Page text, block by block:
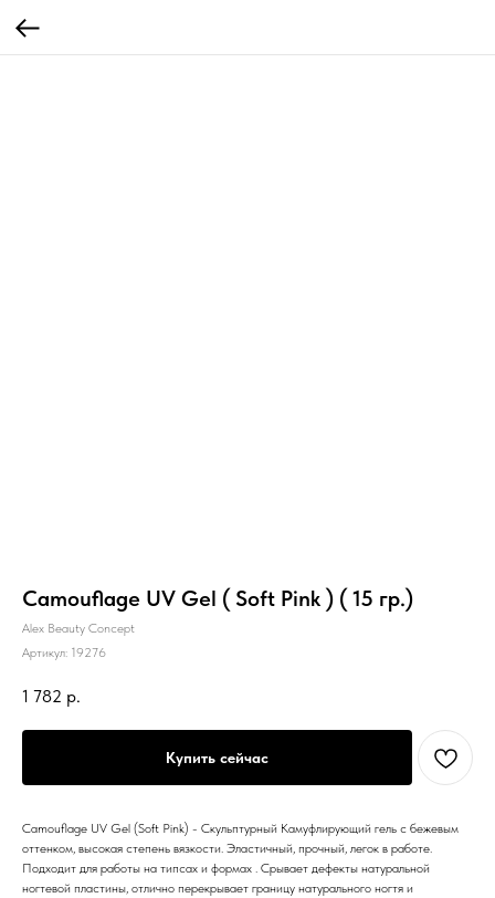
Camouflage UV Gel ( Soft Pink ) ( 15 гр.)
Alex Beauty Concept
Артикул: 19276
1 782 р.
Купить сейчас
Camouflage UV Gel (Soft Pink) - Скульптурный Камуфлирующий гель с бежевым
оттенком, высокая степень вязкости. Эластичный, прочный, легок в работе.
Подходит для работы на типсах и формах . Срывает дефекты натуральной
ногтевой пластины, отлично перекрывает границу натурального ногтя и